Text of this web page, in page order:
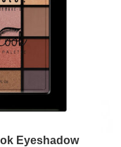
Eyeshadow